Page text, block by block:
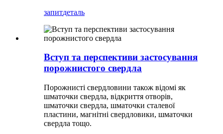
запитдеталь
Вступ та перспективи застосування
порожнистого свердла
Порожнисті свердловини також відомі як
шматочки свердла, відкриття отворів,
шматочки свердла, шматочки сталевої
пластини, магнітні свердловики, шматочки
свердла тощо.